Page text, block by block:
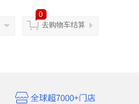
0
去购物车结算